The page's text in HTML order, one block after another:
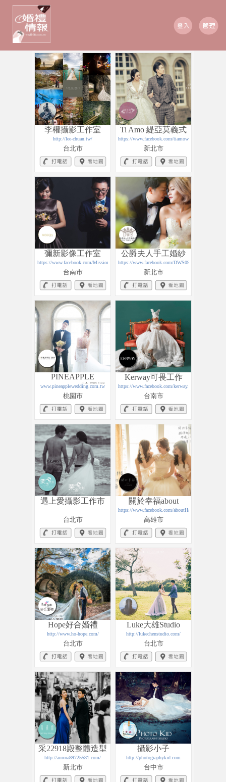
李權攝影工作室
http://lee-chuan.tw/
台北市
Ti Amo 緹亞莫義式
手工婚紗
https://www.facebook.com/tiamowedding220/
新北市
彌新影像工作室
https://www.facebook.com/Mission.Art.Studio
台南市
公爵夫人手工婚紗
館
https://www.facebook.com/DWS0955211899/
新北市
PINEAPPLE
WEDDING 韓國攝
影師工作室
www.pineapplewedding.com.tw
桃園市
Kerway可畏工作
https://www.facebook.com/kerway.tw/
台南市
遇上愛攝影工作市
台北市
關於幸福about
HAPPYNESS
https://www.facebook.com/aboutHappyness/
高雄市
Hope好合婚禮
http://www.ho-hope.com/
台北市
Luke大雄Studio
http://lukechenstudio.com/
台北市
采22918殿整體造型
攝影團隊
http://aurora89725581.com/
新北市
攝影小子
http://photographykid.com
台中市